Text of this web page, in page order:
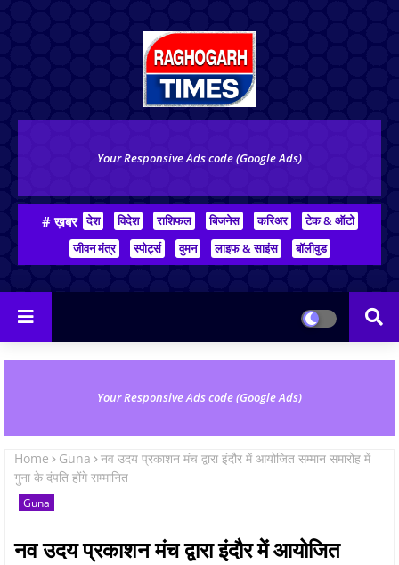
Your Responsive Ads code (Google Ads)
# ख़बर देश विदेश राशिफल बिजनेस करिअर
टेक & ऑटो
जीवन मंत्र
स्पोर्ट्स वुमन लाइफ & साइंस बॉलीवुड
Your Responsive Ads code (Google Ads)
Home Guna
नव उदय प्रकाशन मंच द्वारा इंदौर में आयोजित सम्मान समारोह में
गुना के दंपति होंगे सम्मानित
Guna
नव उदय प्रकाशन मंच द्वारा इंदौर में आयोजित